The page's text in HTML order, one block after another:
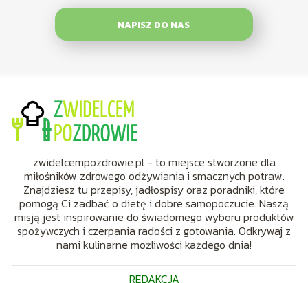
NAPISZ DO NAS
zwidelcempozdrowie.pl - to miejsce stworzone dla
miłośników zdrowego odżywiania i smacznych potraw.
Znajdziesz tu przepisy, jadłospisy oraz poradniki, które
pomogą Ci zadbać o dietę i dobre samopoczucie. Naszą
misją jest inspirowanie do świadomego wyboru produktów
spożywczych i czerpania radości z gotowania. Odkrywaj z
nami kulinarne możliwości każdego dnia!
REDAKCJA